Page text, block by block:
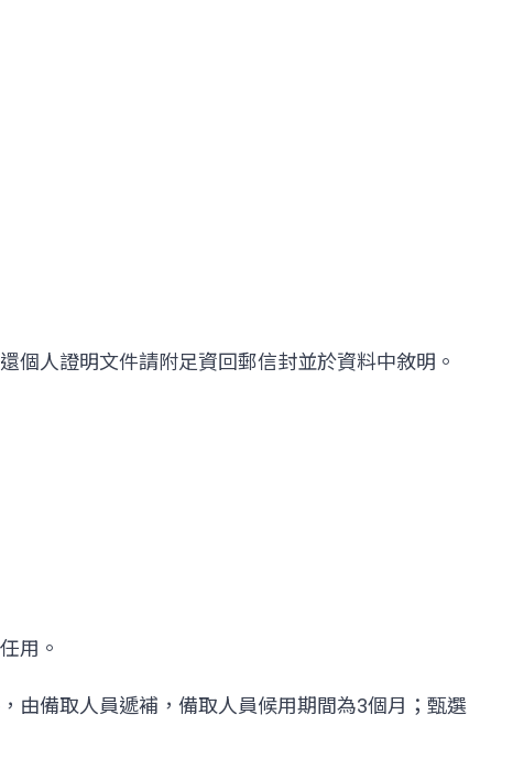
個人證明文件請附足資回郵信封並於資料中敘明。
用。
由備取人員遞補，備取人員候用期間為3個月；甄選